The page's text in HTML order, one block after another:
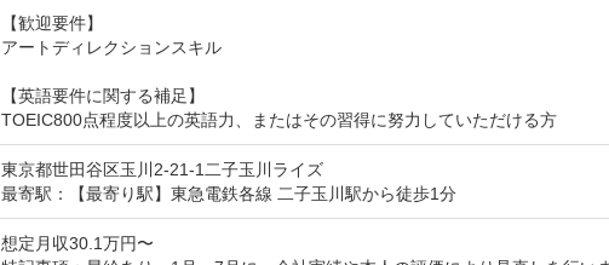
【歓迎要件】
アートディレクションスキル
【英語要件に関する補足】
TOEIC800点程度以上の英語力、またはその習得に努力していただける方
東京都世田谷区玉川2-21-1二子玉川ライズ
最寄駅：【最寄り駅】東急電鉄各線 二子玉川駅から徒歩1分
想定月収30.1万円〜